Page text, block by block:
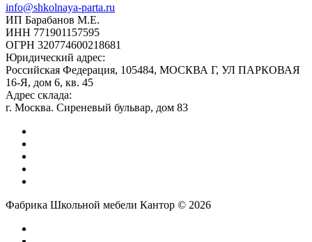
info@shkolnaya-parta.ru
ИП Барабанов М.Е.
ИНН 771901157595
ОГРН 320774600218681
Юридический адрес:
Российская Федерация, 105484, МОСКВА Г, УЛ ПАРКОВАЯ
16-Я, дом 6, кв. 45
Адрес склада:
г. Москва. Сиреневый бульвар, дом 83
Фабрика Школьной мебели Кантор © 2026